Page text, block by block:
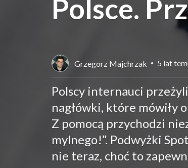
Polsce.
Grzegorz Majchrzak 5 lat
Polscy internauci
nagłówki, które mówiły
Z pomocą przychodzi
mylnego!”. Podwyżki
nie teraz, choć to